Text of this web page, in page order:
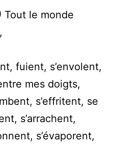
Tout le monde
fuient, s’envolent,
mes doigts,
s’effritent, se
s’arrachent,
s’évaporent,